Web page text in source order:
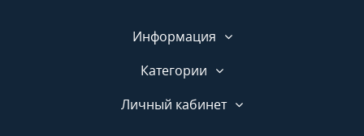
Информация
Категории
Личный кабинет